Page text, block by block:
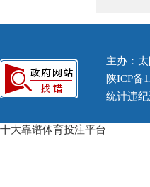
主办：
陕ICP备
统计违
十大靠谱体育投注平台